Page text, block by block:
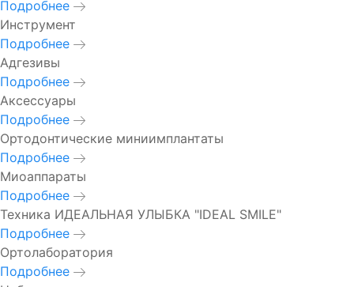
Подробнее
Инструмент
Подробнее
Адгезивы
Подробнее
Аксессуары
Подробнее
Ортодонтические миниимплантаты
Подробнее
Миоаппараты
Подробнее
Техника ИДЕАЛЬНАЯ УЛЫБКА "IDEAL SMILE"
Подробнее
Ортолаборатория
Подробнее